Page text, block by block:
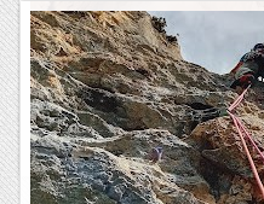
Escletxa del Moro o Cova
L'Escletxa del Moro és un indret
tracta d'una cavitat dintre d'una
peu de la Paret de l'Aeri. Tot i que...
Blog de muntanya